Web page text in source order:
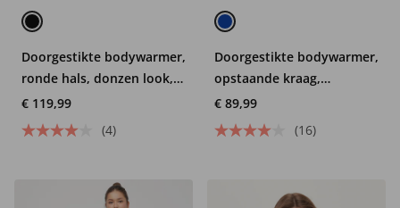
Doorgestikte bodywarmer,
ronde hals, donzen look,
mouwloos
€ 119,99
(4)
Doorgestikte bodywarmer,
opstaande kraag,
ritszakken, mouwloos
€ 89,99
(16)